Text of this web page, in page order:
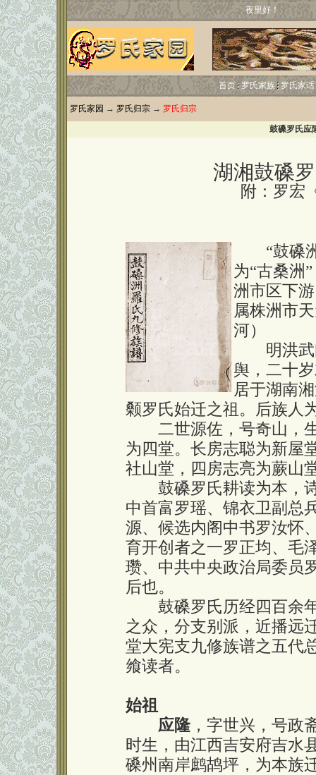
夜里好！
首页 罗氏家族 罗氏家话
罗氏家园 → 罗氏归宗 → 罗氏归宗
鼓磉罗氏应
湖湘鼓磉
附：罗宏
“鼓磉洲
为“古桑洲
洲市区下
属株洲市
河）
明洪武
舆，二十
居于湖南
颡罗氏始迁之祖。后族人
二世源佐，号奇山，生
为四堂。长房志聪为新屋
社山堂，四房志亮为蕨山
鼓磉罗氏耕读为本，诗
中首富罗瑶、锦衣卫副总
源、候选内阁中书罗汝怀
育开创者之一罗正均、毛
瓒、中共中央政治局委员
后也。
鼓磉罗氏历经四百余年
之众，分支别派，近播远
堂大宪支九修族谱之五代
飨读者。
始祖
应隆 ，字世兴，号政
时生，由江西吉安府吉水
磉州南岸鹧鸪坪，为本族